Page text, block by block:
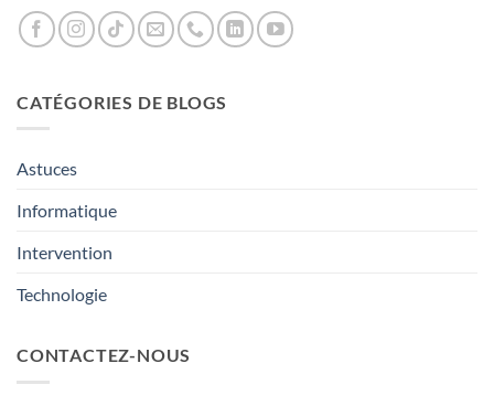
CATÉGORIES DE BLOGS
Astuces
Informatique
Intervention
Technologie
CONTACTEZ-NOUS